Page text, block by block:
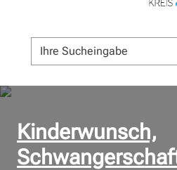
© Bildnachweis
Kinderwunsch,